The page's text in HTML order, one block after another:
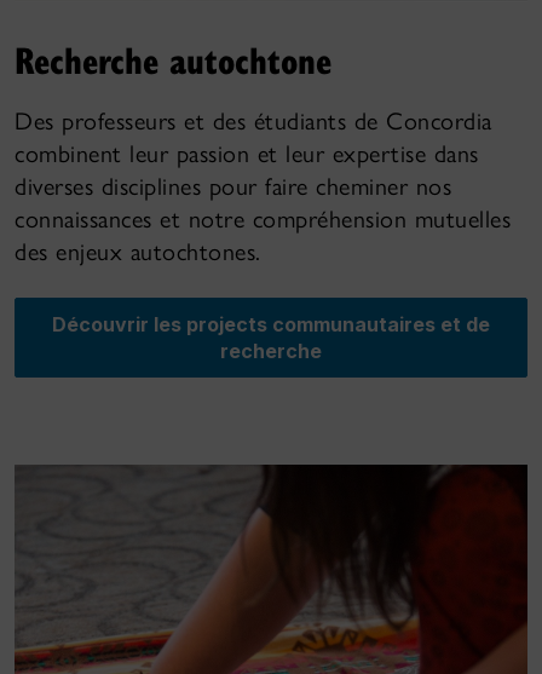
Recherche autochtone
Des professeurs et des étudiants de Concordia
combinent leur passion et leur expertise dans
diverses disciplines pour faire cheminer nos
connaissances et notre compréhension mutuelles
des enjeux autochtones.
Découvrir les projects communautaires et de
recherche